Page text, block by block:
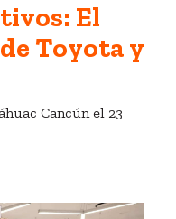
El
Toyota y
Cancún el 23